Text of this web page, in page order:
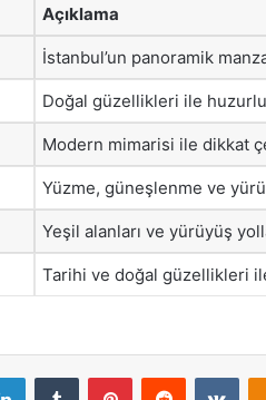
Açıklama
İstanbul’un panoramik
Doğal güzellikleri ile
Modern mimarisi ile dikkat
Yüzme, güneşlenme ve
Yeşil alanları ve yürüyüş
Tarihi ve doğal güzellikleri
LinkedInTumblr PinterestReddit